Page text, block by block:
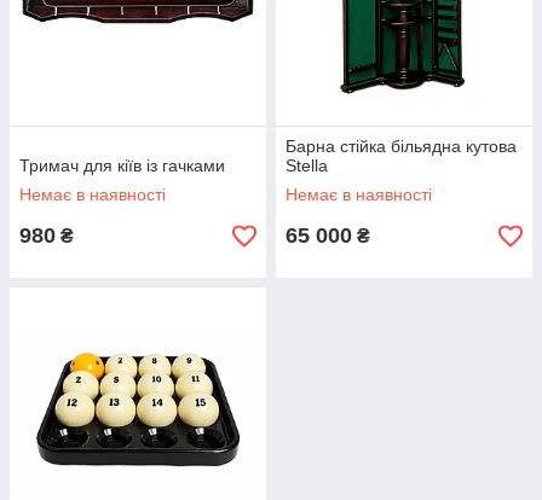
Тримач для кіїв із гачками
Немає в наявності
980 ₴
Барна стійка більядна кутова
Stella
Немає в наявності
65 000 ₴